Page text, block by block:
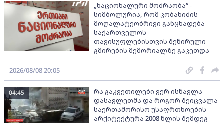
„ნაციონალური მოძრაობა“ -
სიმბოლურია, რომ კობახიძის
მოღალატეობრივი განცხადება
საქართველოს
თავისუფლებისთვის შეწირული
გმირების მემორიალზე გაკეთდა
2026/08/08 20:05
რა გაკვეთილები ვერ ისწავლა
დასავლეთმა და როგორ შეიცვალა
საერთაშორისო უსაფრთხოების
არქიტექტურა 2008 წლის შემდეგ
04:45